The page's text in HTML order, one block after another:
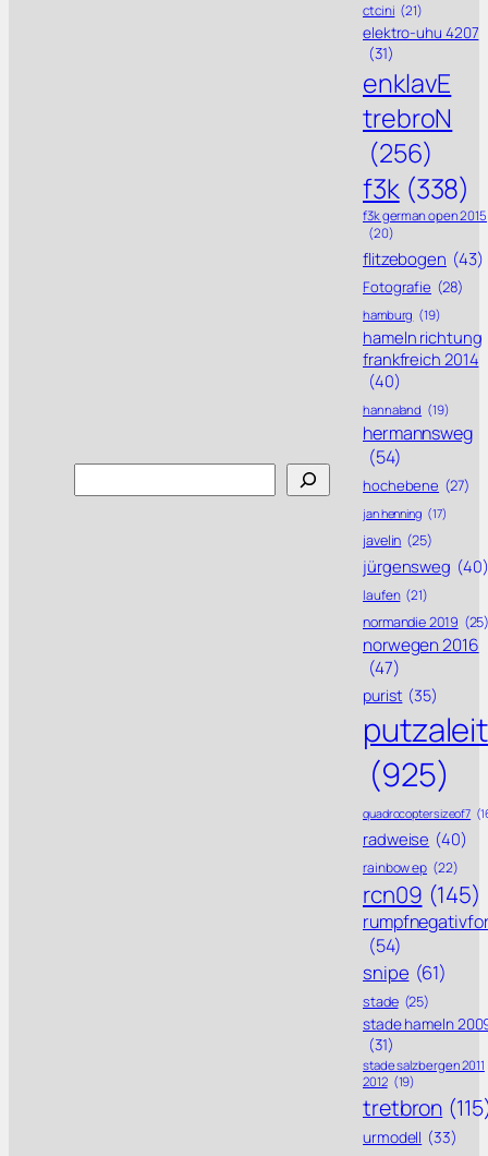
ctcini (21)
elektro-uhu 4207
(31)
enklavE
trebroN
(256)
f3k (338)
f3k german open 2015
(20)
flitzebogen (43)
Fotografie (28)
hamburg (19)
hameln richtung
frankfreich 2014
(40)
hannaland (19)
hermannsweg
(54)
hochebene (27)
jan henning (17)
javelin (25)
jürgensweg (40)
laufen (21)
normandie 2019
norwegen 2016
(47)
purist (35)
putzaleit
(925)
quadrocoptersizeof7
radweise (40)
rainbow ep (22)
rcn09 (145)
(54)
snipe (61)
stade (25)
stade hameln
(31)
stade salzbergen 2011
2012 (19)
tretbron
urmodell (33)